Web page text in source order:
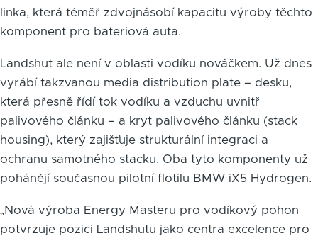
linka, která téměř zdvojnásobí kapacitu výroby těchto
komponent pro bateriová auta.
Landshut ale není v oblasti vodíku nováčkem. Už dnes
vyrábí takzvanou media distribution plate – desku,
která přesně řídí tok vodíku a vzduchu uvnitř
palivového článku – a kryt palivového článku (stack
housing), který zajišťuje strukturální integraci a
ochranu samotného stacku. Oba tyto komponenty už
pohánějí současnou pilotní flotilu BMW iX5 Hydrogen.
„Nová výroba Energy Masteru pro vodíkový pohon
potvrzuje pozici Landshutu jako centra excelence pro